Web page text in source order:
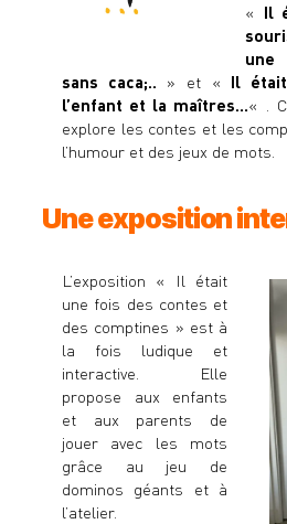
«
Il
une
sans caca;..
» et « Il
l’enfant et la maîtres… « .
explore les contes et les
l’humour et des jeux de mots.
Une exposition
L’exposition « Il était
une fois des contes et
des comptines » est à
la fois ludique et
interactive. Elle
propose aux enfants
et aux parents de
jouer avec les mots
grâce au jeu de
dominos géants et à
l’atelier.